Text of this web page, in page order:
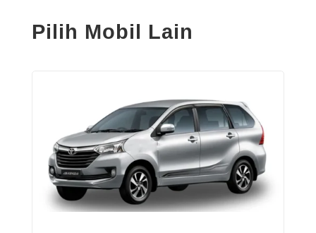
Pilih Mobil Lain